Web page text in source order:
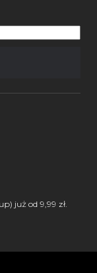
już od 9,99 zł.